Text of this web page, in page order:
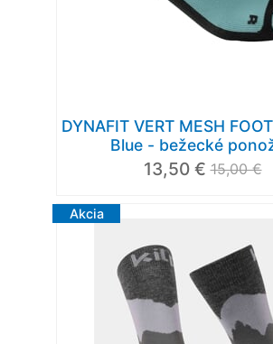
DYNAFIT VERT MESH
Blue - bežecké
13,50 € 15,00 €
Akcia